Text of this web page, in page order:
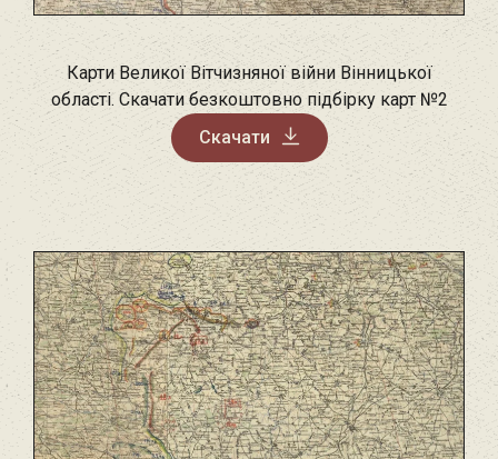
Карти Великої Вітчизняної війни Вінницької
області. Скачати безкоштовно підбірку карт №2
Скачати